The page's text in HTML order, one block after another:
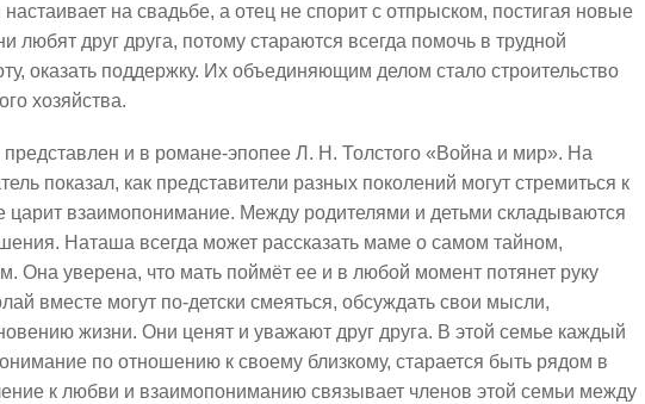
на свадьбе, а отец не спорит с отпрыском, постигая новые
любят друг друга, потому стараются всегда помочь в трудной
оказать поддержку. Их объединяющим делом стало строительство
хозяйства.
и в романе-эпопее Л. Н. Толстого «Война и мир». На
показал, как представители разных поколений могут стремиться к
царит взаимопонимание. Между родителями и детьми складываются
Наташа всегда может рассказать маме о самом тайном,
Она уверена, что мать поймёт ее и в любой момент потянет руку
вместе могут по-детски смеяться, обсуждать свои мысли,
жизни. Они ценят и уважают друг друга. В этой семье каждый
по отношению к своему близкому, старается быть рядом в
к любви и взаимопониманию связывает членов этой семьи между